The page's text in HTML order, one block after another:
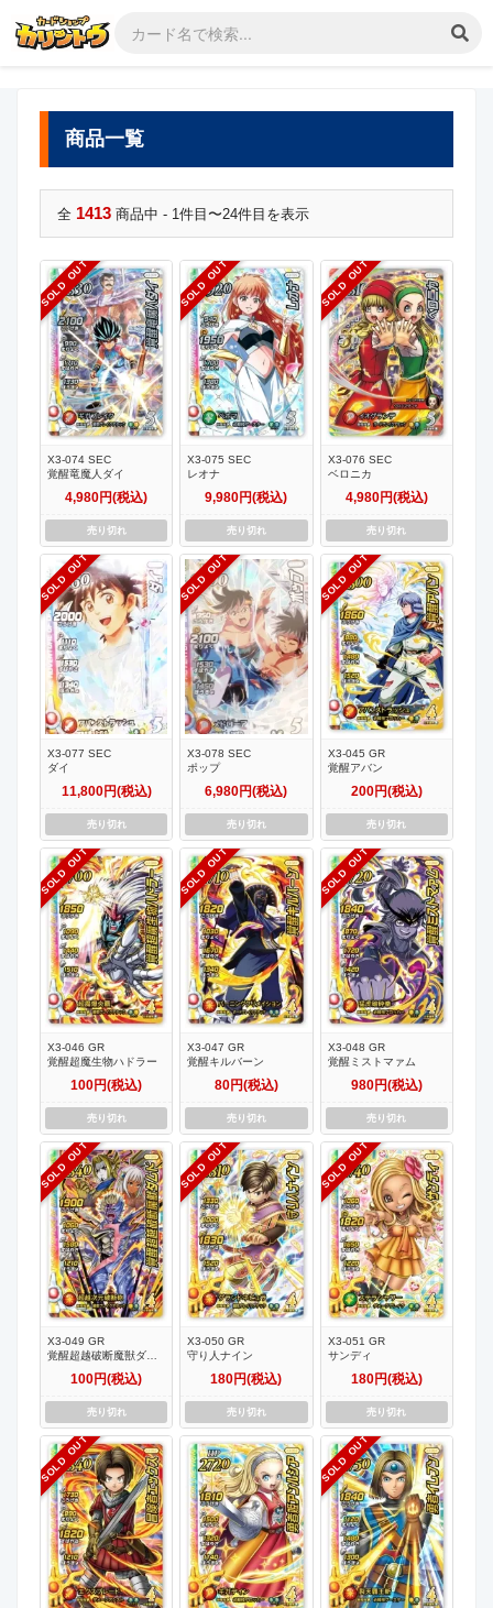
商品一覧
全 1413 商品中 - 1件目〜24件目を表示
SOLD OUT
X3-074 SEC
覚醒竜魔人ダイ
4,980円(税込)
売り切れ
SOLD OUT
X3-075 SEC
レオナ
9,980円(税込)
売り切れ
SOLD OUT
X3-076 SEC
ベロニカ
4,980円(税込)
売り切れ
SOLD OUT
X3-077 SEC
ダイ
11,800円(税込)
売り切れ
SOLD OUT
X3-078 SEC
ポップ
6,980円(税込)
売り切れ
SOLD OUT
X3-045 GR
覚醒アバン
200円(税込)
売り切れ
SOLD OUT
X3-046 GR
覚醒超魔生物ハドラー
100円(税込)
売り切れ
SOLD OUT
X3-047 GR
覚醒キルバーン
80円(税込)
売り切れ
SOLD OUT
X3-048 GR
覚醒ミストマァム
980円(税込)
売り切れ
SOLD OUT
X3-049 GR
覚醒超越破断魔獣ダム
100円(税込)
売り切れ
SOLD OUT
X3-050 GR
守り人ナイン
180円(税込)
売り切れ
SOLD OUT
X3-051 GR
サンディ
180円(税込)
売り切れ
SOLD OUT SOLD OUT